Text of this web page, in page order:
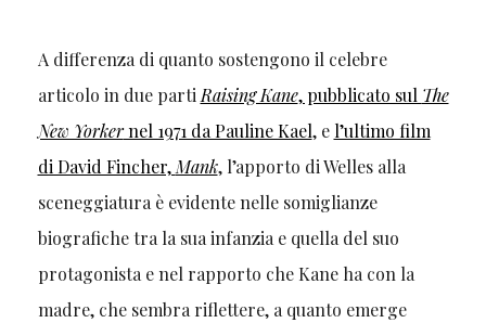
A differenza di quanto sostengono il celebre
articolo in due parti Raising Kane, pubblicato sul The
New Yorkernel 1971 da Pauline Kael, e l’ultimo film
di David Fincher, Mank, l’apporto di Welles alla
sceneggiatura è evidente nelle somiglianze
biografiche tra la sua infanzia e quella del suo
protagonista e nel rapporto che Kane ha con la
madre, che sembra riflettere, a quanto emerge